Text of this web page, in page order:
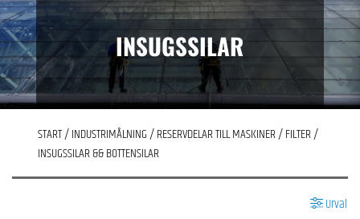
INSUGSSILAR
START/INDUSTRIMÅLNING/RESERVDELAR TILL MASKINER/FILTER/
INSUGSSILAR && BOTTENSILAR
Urval